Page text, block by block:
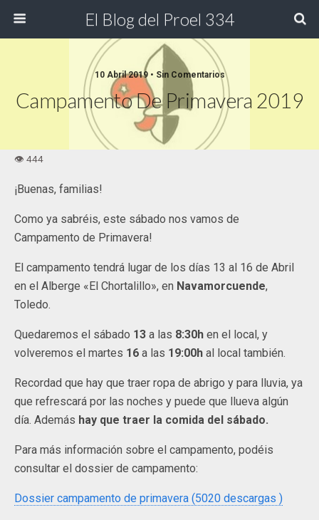
El Blog del Proel 334
10 Abril 2019 • Sin Comentarios
Campamento De Primavera 2019
¡Buenas, familias!
Como ya sabréis, este sábado nos vamos de
Campamento de Primavera!
El campamento tendrá lugar de los días 13 al 16 de Abril
en el Alberge «El Chortalillo», en Navamorcuende,
Toledo.
Quedaremos el sábado 13 a las 8:30h en el local, y
volveremos el martes 16 a las 19:00h al local también.
Recordad que hay que traer ropa de abrigo y para lluvia, ya
que refrescará por las noches y puede que llueva algún
día. Además hay que traer la comida del sábado.
Para más información sobre el campamento, podéis
consultar el dossier de campamento:
Dossier campamento de primavera (5020 descargas )